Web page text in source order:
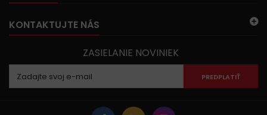
KONTAKTUJTE NÁS
ZASIELANIE NOVINIEK
PREDPLATIŤ